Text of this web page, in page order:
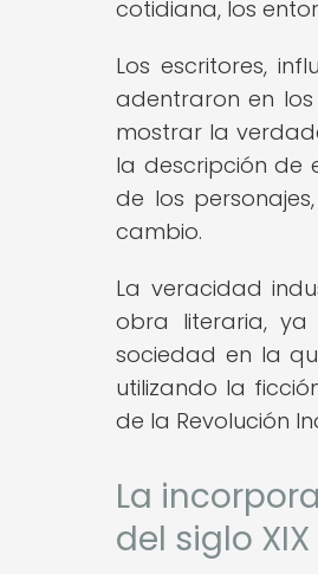
cotidiana, los
Los escritores,
adentraron en
mostrar la
la descripción de
de los
cambio.
La veracidad
obra literaria,
sociedad en la
utilizando la
de la Revolución
La
del siglo XIX